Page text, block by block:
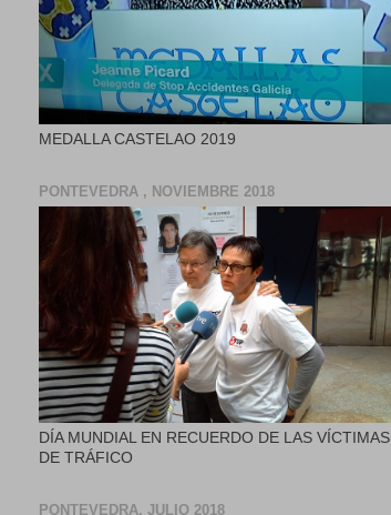
MEDALLA CASTELAO 2019
PONTEVEDRA , NOVIEMBRE 2018
DÍA MUNDIAL EN RECUERDO DE LAS VÍCTIMAS
DE TRÁFICO
PONTEVEDRA, JULIO 2018